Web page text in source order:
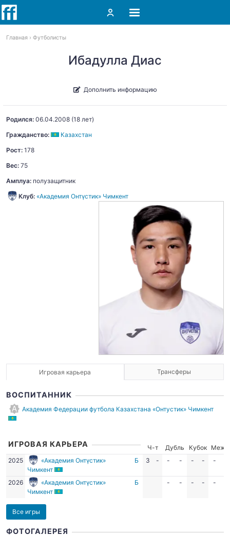
Главная Футболисты
Ибадулла Диас
Дополнить информацию
Родился: 06.04.2008 (18 лет)
Гражданство:
Казахстан
Рост: 178
Вес: 75
Амплуа: полузащитник
Клуб: «Академия Онтүстик» Чимкент
Игровая карьера Трансферы
ВОСПИТАННИК
Академия Федерации футбола Казахстана «Онтустик» Чимкент
ИГРОВАЯ КАРЬЕРА Ч-т Дубль Кубок
Межд.
2025
«Академия Онтүстик»
Чимкент
Б 3 - - - - - -
2026
«Академия Онтүстик»
Чимкент
Б - - - - -
Все игры
ФОТОГАЛЕРЕЯ